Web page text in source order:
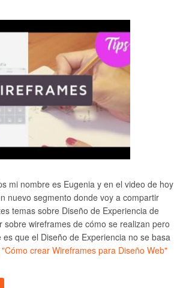
mi nombre es Eugenia y en el video de hoy
nuevo segmento donde voy a compartir
temas sobre Diseño de Experiencia de
sobre wireframes de cómo se realizan pero
que el Diseño de Experiencia no se basa
"Cómo crear Wireframes para Diseño Web"